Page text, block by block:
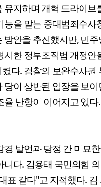
유지하며 개혁 드라이브
능을 맡는 중대범죄수사
방안을 추진했지만, 민
시한 정부조직법 개정안
다. 검찰의 보완수사권
당이 상반된 입장을 보이
율 난항이 이어지고 있다.
경 발언과 당정 간 미묘
니다. 김용태 국민의힘
표 같다"고 지적했다.